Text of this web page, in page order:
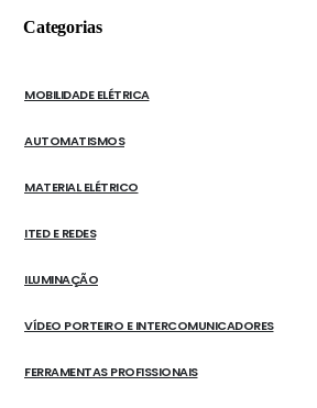
Categorias
MOBILIDADE ELÉTRICA
AUTOMATISMOS
MATERIAL ELÉTRICO
ITED E REDES
ILUMINAÇÃO
VÍDEO PORTEIRO E INTERCOMUNICADORES
FERRAMENTAS PROFISSIONAIS